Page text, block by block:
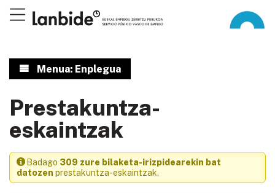
Menua: Enplegua
Prestakuntza-
eskaintzak
Badago 309 zure bilaketa-irizpidearekin bat
datozen prestakuntza-eskaintzak.